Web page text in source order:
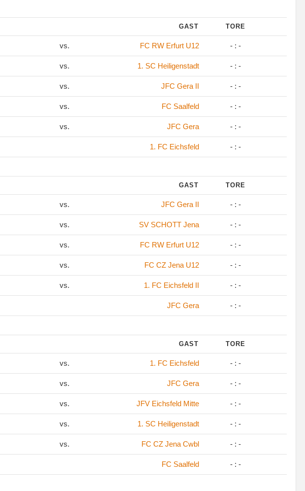
GAST TORE
vs. FC RW Erfurt U12 - : -
vs. 1. SC Heiligenstadt - : -
vs. JFC Gera II - : -
vs. FC Saalfeld - : -
vs. JFC Gera - : -
1. FC Eichsfeld - : -
GAST TORE
vs. JFC Gera II - : -
vs. SV SCHOTT Jena - : -
vs. FC RW Erfurt U12 - : -
vs. FC CZ Jena U12 - : -
vs. 1. FC Eichsfeld II - : -
JFC Gera - : -
GAST TORE
vs. 1. FC Eichsfeld - : -
vs. JFC Gera - : -
vs. JFV Eichsfeld Mitte - : -
vs. 1. SC Heiligenstadt - : -
vs. FC CZ Jena Cwbl - : -
FC Saalfeld - : -